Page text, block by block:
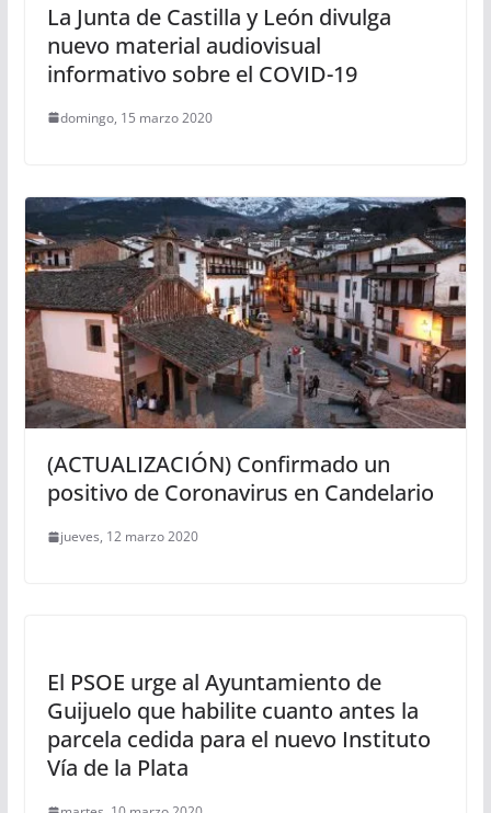
La Junta de Castilla y León divulga
nuevo material audiovisual
informativo sobre el COVID-19
domingo, 15 marzo 2020
(ACTUALIZACIÓN) Confirmado un
positivo de Coronavirus en Candelario
jueves, 12 marzo 2020
El PSOE urge al Ayuntamiento de
Guijuelo que habilite cuanto antes la
parcela cedida para el nuevo Instituto
Vía de la Plata